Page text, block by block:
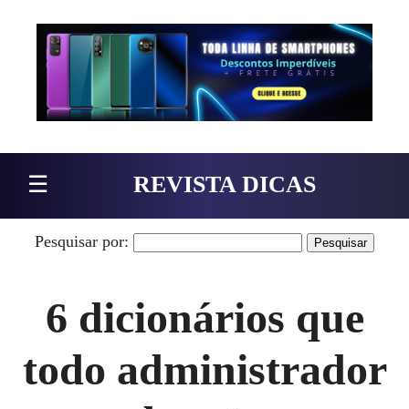
Pular para o conteúdo
☰ REVISTA DICAS
Pesquisar por:
6 dicionários que
todo administrador